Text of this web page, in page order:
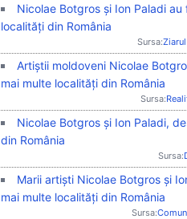
Nicolae Botgros și Ion Paladi
localități din România
Sursa:
Artiștii moldoveni Nicolae
mai multe localități din România
Sursa:
Nicolae Botgros și Ion Paladi,
din România
Sursa:
Marii artiști Nicolae Botgros și
mai multe localități din România
Sursa: